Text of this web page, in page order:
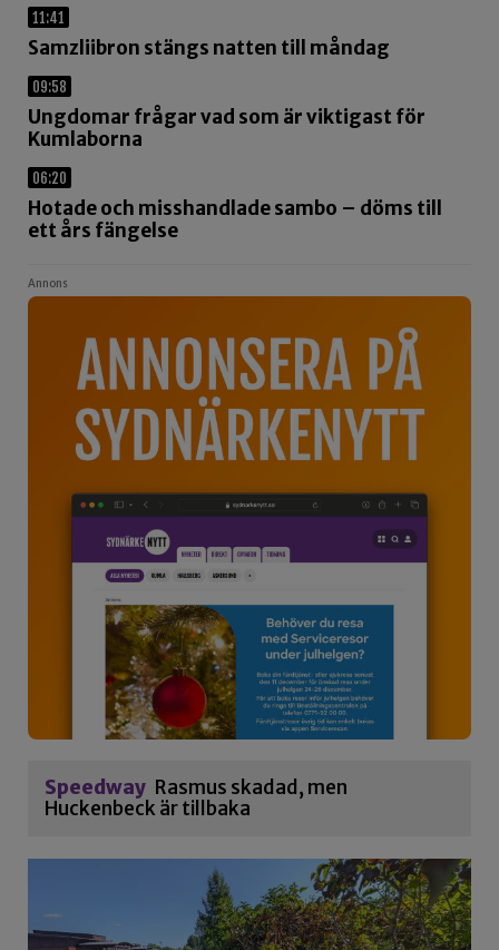
11:41
Samzliibron stängs natten till måndag
09:58
Ungdomar frågar vad som är viktigast för
Kumlaborna
06:20
Hotade och misshandlade sambo – döms till
ett års fängelse
Annons
Speedway Rasmus skadad, men
Huckenbeck är tillbaka